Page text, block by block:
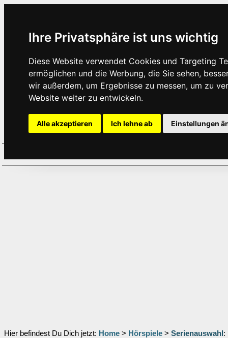
Ihre Privatsphäre ist uns wichtig
Diese Website verwendet Cookies und Targeting
ermöglichen und die Werbung, die Sie sehen,
wir außerdem, um Ergebnisse zu messen, um zu
Website weiter zu entwickeln.
Alle akzeptieren Ich lehne ab Einstellungen
Hier befindest Du Dich jetzt: Home > Hörspiele > Serienauswahl :